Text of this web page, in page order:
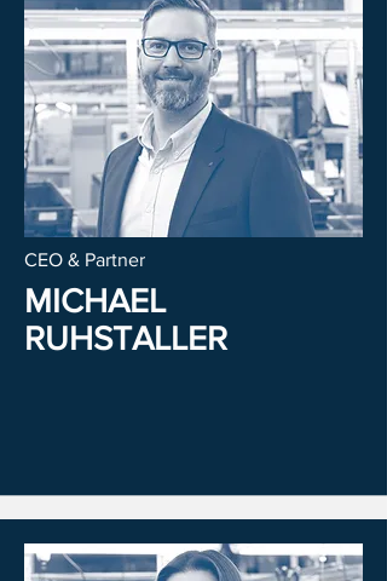
CEO & Partner
MICHAEL
RUHSTALLER